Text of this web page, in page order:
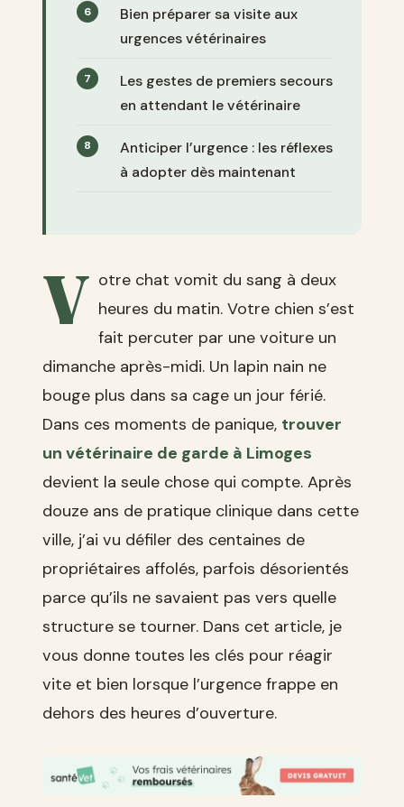
Bien préparer sa visite aux
urgences vétérinaires
Les gestes de premiers secours
en attendant le vétérinaire
Anticiper l’urgence : les réflexes
à adopter dès maintenant
V otre chat vomit du sang à deux
heures du matin. Votre chien s’est
fait percuter par une voiture un
dimanche après-midi. Un lapin nain ne
bouge plus dans sa cage un jour férié.
Dans ces moments de panique, trouver
un vétérinaire de garde à Limoges
devient la seule chose qui compte. Après
douze ans de pratique clinique dans cette
ville, j’ai vu défiler des centaines de
propriétaires affolés, parfois désorientés
parce qu’ils ne savaient pas vers quelle
structure se tourner. Dans cet article, je
vous donne toutes les clés pour réagir
vite et bien lorsque l’urgence frappe en
dehors des heures d’ouverture.